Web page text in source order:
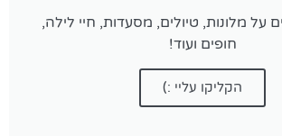
על מלונות, טיולים, מסעדות, חיי לילה,
חופים ועוד!
הקליקו עליי :)